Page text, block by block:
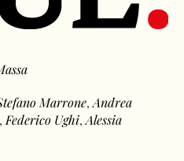
Marrone,Andrea
,Federico Ughi,Alessia